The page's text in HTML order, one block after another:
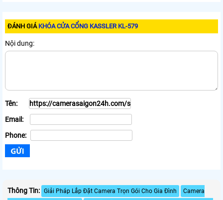
ĐÁNH GIÁ KHÓA CỬA CỔNG KASSLER KL-579
Nội dung:
Tên:
Email:
Phone:
Thông Tin: Giải Pháp Lắp Đặt Camera Trọn Gói Cho Gia Đình
Camera